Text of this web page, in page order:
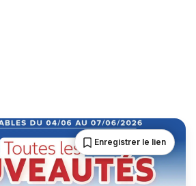
Enregistrer le lien